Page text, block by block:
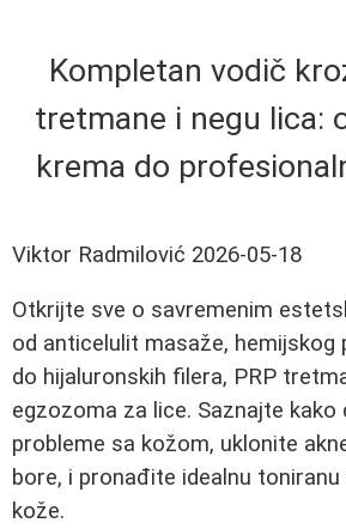
Kompletan vodič
tretmane i negu lica:
krema do
Viktor Radmilović 2026-05-18
Otkrijte sve o savremenim
od anticelulit masaže, hemijskog
do hijaluronskih filera, PRP
egzozoma za lice. Saznajte kako
probleme sa kožom, uklonite
bore, i pronađite idealnu
kože.